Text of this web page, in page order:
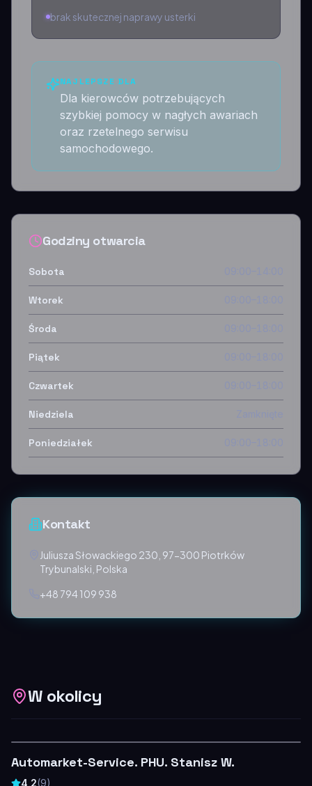
brak skutecznej naprawy usterki
NAJLEPSZE DLA
Dla kierowców potrzebujących
szybkiej pomocy w nagłych awariach
oraz rzetelnego serwisu
samochodowego.
Godziny otwarcia
Sobota
Wtorek
Środa
Piątek
Czwartek
Niedziela
Poniedziałek
Kontakt
Juliusza Słowackiego 230, 97-300 Piotrków
Trybunalski, Polska
+48 794 109 938
W okolicy
Automarket-Service. PHU. Stanisz W.
4,2(9)